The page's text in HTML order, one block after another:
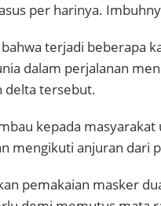
per harinya.
terjadi beberapa
dalam perjalanan
delta tersebut.
kepada
mengikuti anjuran dari
pemakaian masker